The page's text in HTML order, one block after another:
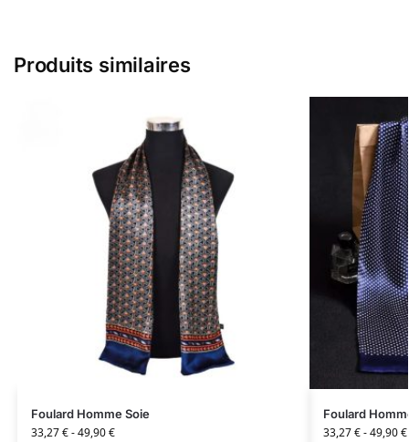
Produits similaires
Foulard Homme Soie
33,27€-49,90€
Foulard
33,27€-49,90€